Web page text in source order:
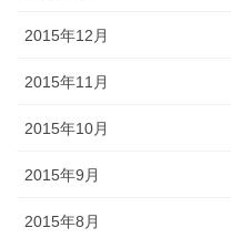
2015年12月
2015年11月
2015年10月
2015年9月
2015年8月